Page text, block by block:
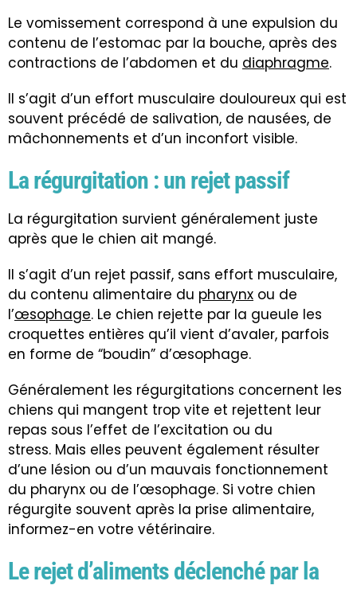
Le vomissement correspond à une expulsion du
contenu de l’estomac par la bouche, après des
contractions de l’abdomen et du diaphragme.
Il s’agit d’un effort musculaire douloureux qui est
souvent précédé de salivation, de nausées, de
mâchonnements et d’un inconfort visible.
La régurgitation : un rejet passif
La régurgitation survient généralement juste
après que le chien ait mangé.
Il s’agit d’un rejet passif, sans effort musculaire,
du contenu alimentaire du pharynx ou de
l’œsophage. Le chien rejette par la gueule les
croquettes entières qu’il vient d’avaler, parfois
en forme de “boudin” d’œsophage.
Généralement les régurgitations concernent les
chiens qui mangent trop vite et rejettent leur
repas sous l’effet de l’excitation ou du
stress. Mais elles peuvent également résulter
d’une lésion ou d’un mauvais fonctionnement
du pharynx ou de l’œsophage. Si votre chien
régurgite souvent après la prise alimentaire,
informez-en votre vétérinaire.
Le rejet d’aliments déclenché par la